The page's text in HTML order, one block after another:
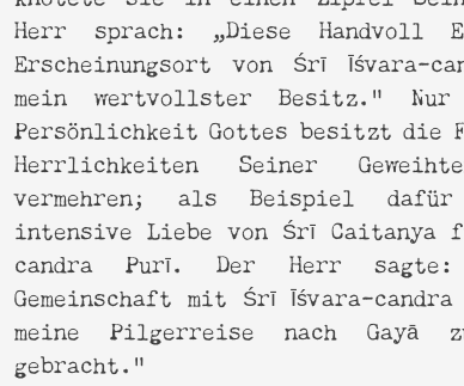
Herr sprach: „Diese Handvoll
Erscheinungsort von Śrī Īśvara-
mein wertvollster Besitz.“ Nur
Persönlichkeit Gottes besitzt die
Herrlichkeiten Seiner
vermehren; als Beispiel
intensive Liebe von Śrī Caitanya
candra Purī. Der Herr
Gemeinschaft mit Śrī Īśvara-
meine Pilgerreise nach Gayā
gebracht.“